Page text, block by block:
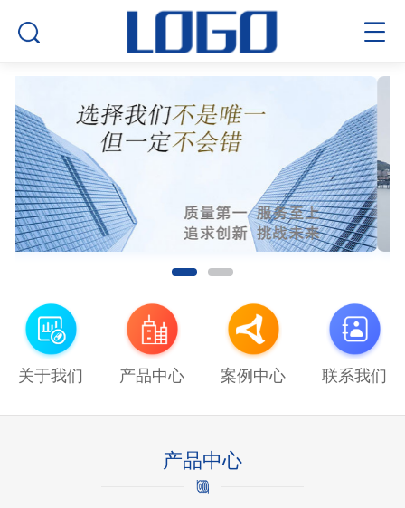
关于我们 产品中心 案例中心 联系我们
产品中心